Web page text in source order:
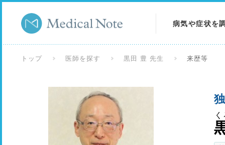
病気や症状を
検査を調べる
トップ 医師を探す 黒田 豊 先生 来歴等